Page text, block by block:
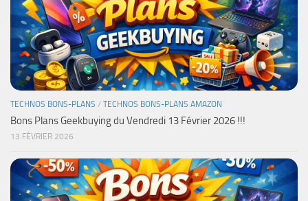
TECHNOS BONS-PLANS / TECHNOS BONS-PLANS AMAZON
Bons Plans Geekbuying du Vendredi 13 Février 2026 !!!
13 FÉVRIER 2026